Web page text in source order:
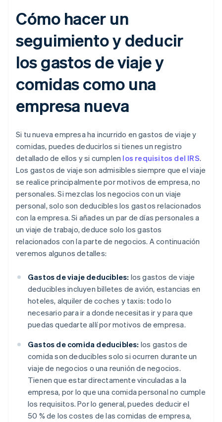
Cómo hacer un
seguimiento y deducir
los gastos de viaje y
comidas como una
empresa nueva
Si tu nueva empresa ha incurrido en gastos de viaje y
comidas, puedes deducirlos si tienes un registro
detallado de ellos y si cumplen los requisitos del IRS.
Los gastos de viaje son admisibles siempre que el viaje
se realice principalmente por motivos de empresa, no
personales. Si mezclas los negocios con un viaje
personal, solo son deducibles los gastos relacionados
con la empresa. Si añades un par de días personales a
un viaje de trabajo, deduce solo los gastos
relacionados con la parte de negocios. A continuación
veremos algunos detalles:
Gastos de viaje deducibles: los gastos de viaje
deducibles incluyen billetes de avión, estancias en
hoteles, alquiler de coches y taxis: todo lo
necesario para ir a donde necesitas ir y para que
puedas quedarte allí por motivos de empresa.
Gastos de comida deducibles: los gastos de
comida son deducibles solo si ocurren durante un
viaje de negocios o una reunión de negocios.
Tienen que estar directamente vinculadas a la
empresa, por lo que una comida personal no cumple
los requisitos. Por lo general, puedes deducir el
50 % de los costes de las comidas de empresa,